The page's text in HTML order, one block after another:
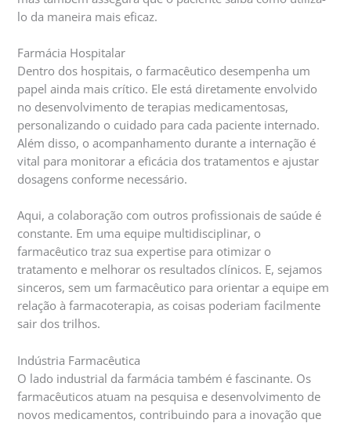
lo da maneira mais eficaz.
Farmácia Hospitalar
Dentro dos hospitais, o farmacêutico desempenha um
papel ainda mais crítico. Ele está diretamente envolvido
no desenvolvimento de terapias medicamentosas,
personalizando o cuidado para cada paciente internado.
Além disso, o acompanhamento durante a internação é
vital para monitorar a eficácia dos tratamentos e ajustar
dosagens conforme necessário.
Aqui, a colaboração com outros profissionais de saúde é
constante. Em uma equipe multidisciplinar, o
farmacêutico traz sua expertise para otimizar o
tratamento e melhorar os resultados clínicos. E, sejamos
sinceros, sem um farmacêutico para orientar a equipe em
relação à farmacoterapia, as coisas poderiam facilmente
sair dos trilhos.
Indústria Farmacêutica
O lado industrial da farmácia também é fascinante. Os
farmacêuticos atuam na pesquisa e desenvolvimento de
novos medicamentos, contribuindo para a inovação que